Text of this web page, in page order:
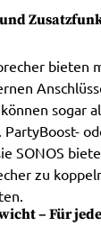
bieten
sogar
PartyBoost-
SONOS
zu
– Für